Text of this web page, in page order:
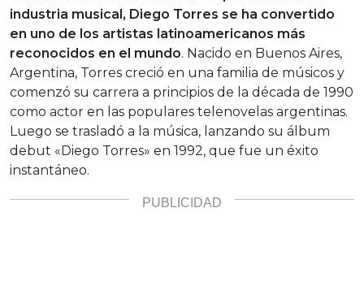
industria musical, Diego Torres se ha convertido
en uno de los artistas latinoamericanos más
reconocidos en el mundo. Nacido en Buenos Aires,
Argentina, Torres creció en una familia de músicos y
comenzó su carrera a principios de la década de 1990
como actor en las populares telenovelas argentinas.
Luego se trasladó a la música, lanzando su álbum
debut «Diego Torres» en 1992, que fue un éxito
instantáneo.